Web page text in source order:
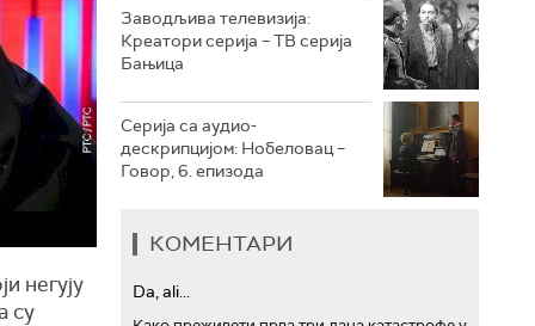
негују
су
Заводљива телевизија:
Креатори серија – ТВ серија
Бањица
Серија са аудио-
дескрипцијом: Нобеловац –
Говор, 6. епизода
КОМЕНТАРИ
Da, ali...